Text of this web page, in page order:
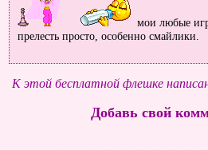
мои любые
прелесть просто, особенно смайлики.
К этой бесплатной флешке
Добавь свой